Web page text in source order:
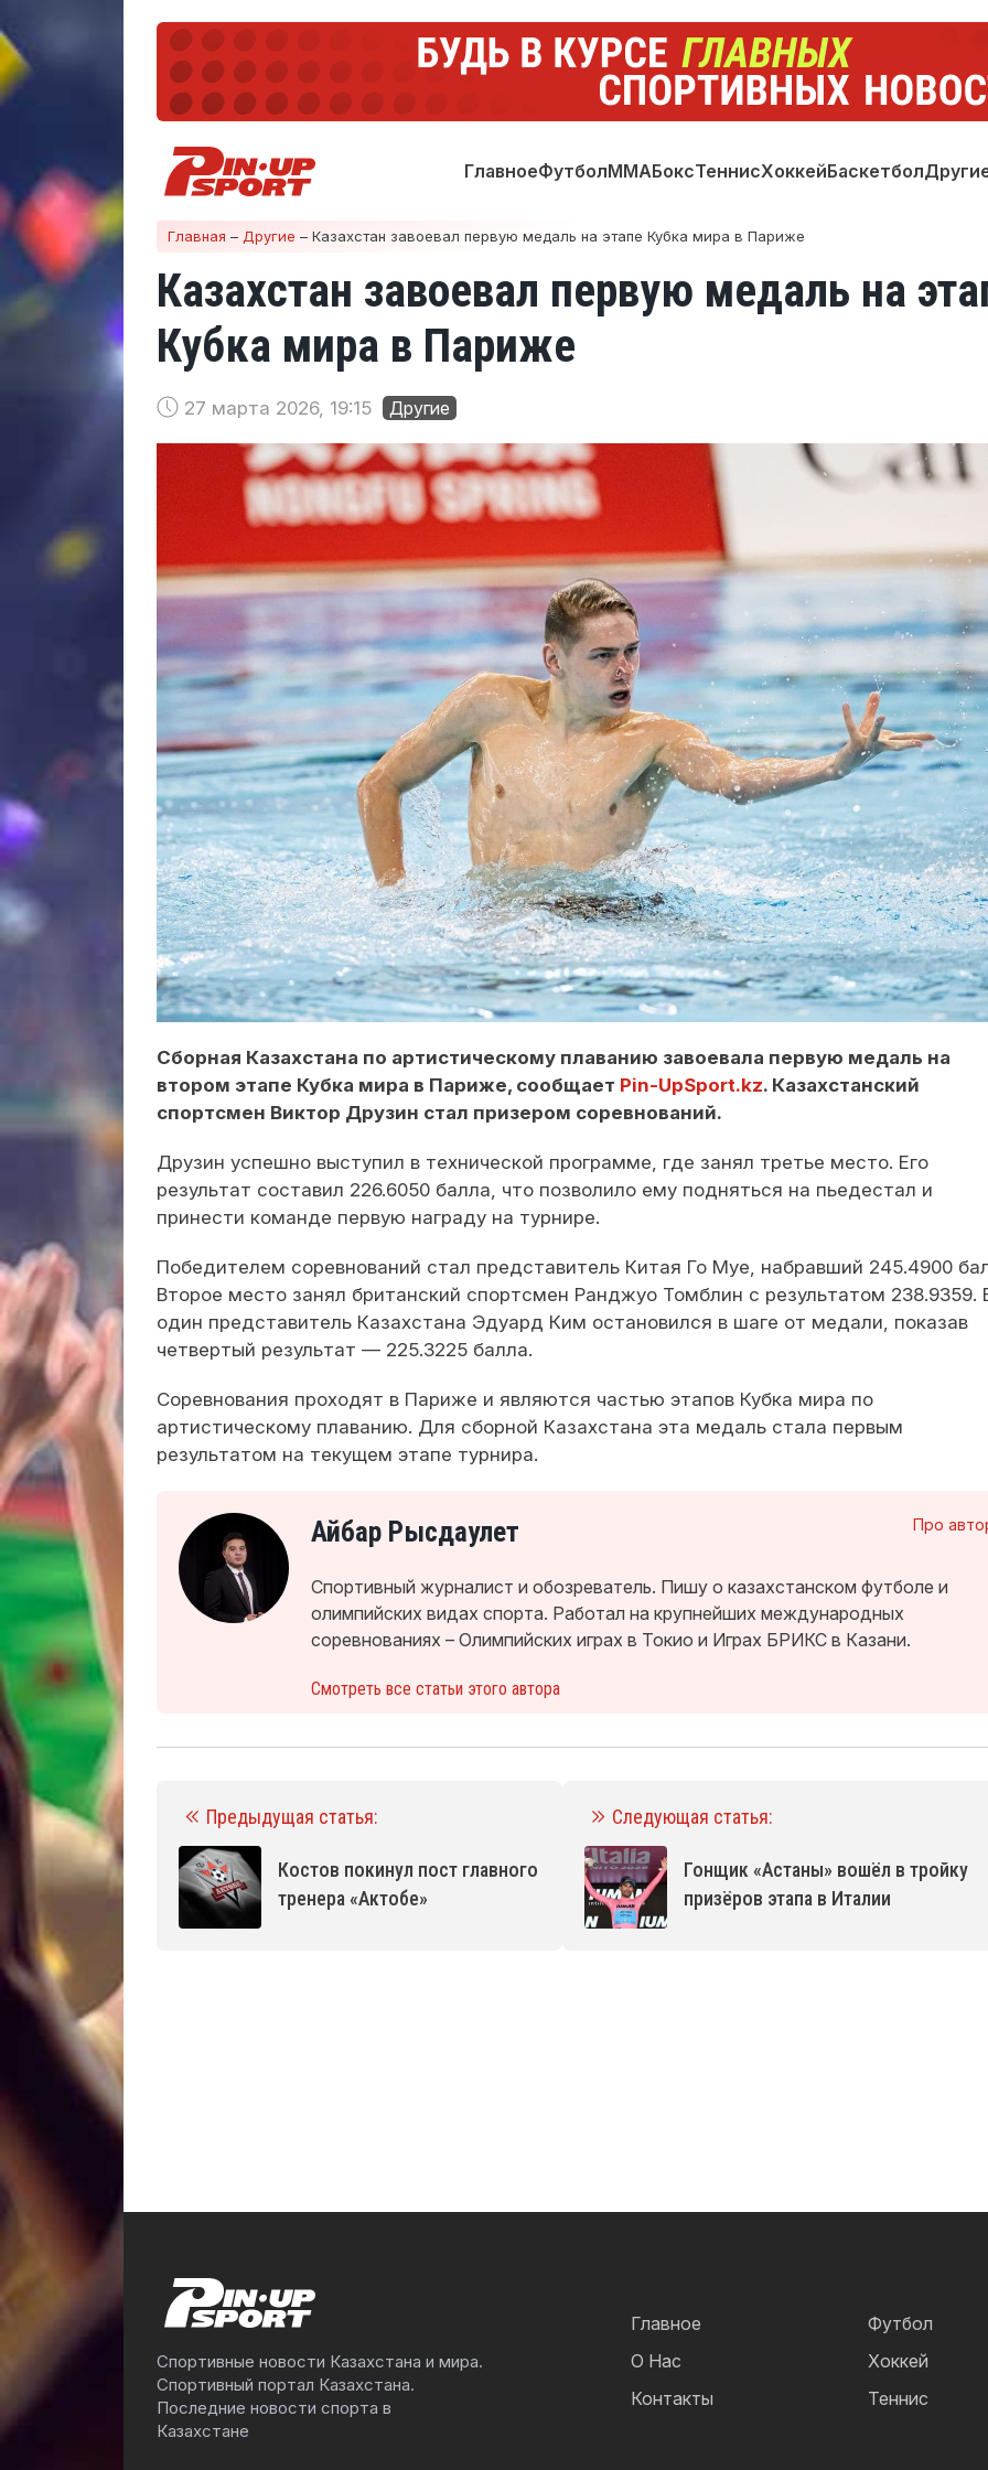
ГлавноеФутболММАБоксТеннисХоккейБаскетбол
Главная – Другие – Казахстан завоевал первую медаль на этапе Кубка мира в Париже
Казахстан завоевал первую медаль на
Кубка мира в Париже
27 марта 2026, 19:15 Другие
Сборная Казахстана по артистическому плаванию завоевала первую медаль на
втором этапе Кубка мира в Париже, сообщает Pin-UpSport.kz. Казахстанский
спортсмен Виктор Друзин стал призером соревнований.
Друзин успешно выступил в технической программе, где занял третье место. Его
результат составил 226.6050 балла, что позволило ему подняться на пьедестал и
принести команде первую награду на турнире.
Победителем соревнований стал представитель Китая Го Муе, набравший 245.4900
Второе место занял британский спортсмен Ранджуо Томблин с результатом 238.9359.
один представитель Казахстана Эдуард Ким остановился в шаге от медали, показав
четвертый результат — 225.3225 балла.
Соревнования проходят в Париже и являются частью этапов Кубка мира по
артистическому плаванию. Для сборной Казахстана эта медаль стала первым
результатом на текущем этапе турнира.
Про
Айбар Рысдаулет
Спортивный журналист и обозреватель. Пишу о казахстанском футболе и
олимпийских видах спорта. Работал на крупнейших международных
соревнованиях – Олимпийских играх в Токио и Играх БРИКС в Казани.
Смотреть все статьи этого автора
Предыдущая статья:
Костов покинул пост главного
тренера «Актобе»
Следующая статья:
Гонщик «Астаны» вошёл в тройку
призёров этапа в Италии
Спортивные новости Казахстана и мира.
Спортивный портал Казахстана.
Последние новости спорта в
Казахстане
Главное
О Нас
Контакты
Футбол
Хоккей
Теннис